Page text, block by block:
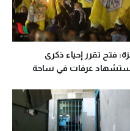
فتح تقرر إحياء ذكرى
عرفات في ساحة